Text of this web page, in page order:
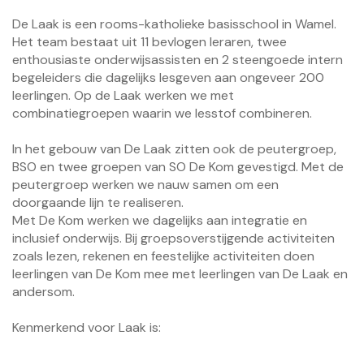
De Laak is een rooms-katholieke basisschool in Wamel.
Het team bestaat uit 11 bevlogen leraren, twee
enthousiaste onderwijsassisten en 2 steengoede intern
begeleiders die dagelijks lesgeven aan ongeveer 200
leerlingen. Op de Laak werken we met
combinatiegroepen waarin we lesstof combineren.
In het gebouw van De Laak zitten ook de peutergroep,
BSO en twee groepen van SO De Kom gevestigd. Met de
peutergroep werken we nauw samen om een
doorgaande lijn te realiseren.
Met De Kom werken we dagelijks aan integratie en
inclusief onderwijs. Bij groepsoverstijgende activiteiten
zoals lezen, rekenen en feestelijke activiteiten doen
leerlingen van De Kom mee met leerlingen van De Laak en
andersom.
Kenmerkend voor Laak is: